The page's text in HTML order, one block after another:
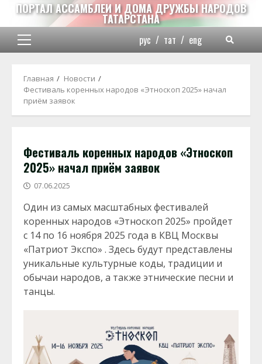
Перейти
содержимому
ПОРТАЛ АССАМБЛЕИ И ДОМА ДРУЖБЫ НАРОДОВ
ТАТАРСТАНА
Основное
рус / тат / eng
Главная
Новости
Фестиваль коренных народов «Этноскоп 2025» начал
приём заявок
Фестиваль коренных народов «Этноскоп
2025» начал приём заявок
07.06.2025
Один из самых масштабных фестивалей
коренных народов «Этноскоп 2025» пройдет
с 14 по 16 ноября 2025 года в КВЦ Москвы
«Патриот Экспо» . Здесь будут представлены
уникальные культурные коды, традиции и
обычаи народов, а также этнические песни и
танцы.